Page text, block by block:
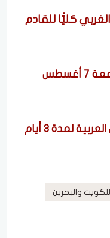
كليًّا للقادم
رسميًا.. أسعار البنزين اليوم الجمعة 7 أغسطس
لمدة ٣ أيام
والبحرين